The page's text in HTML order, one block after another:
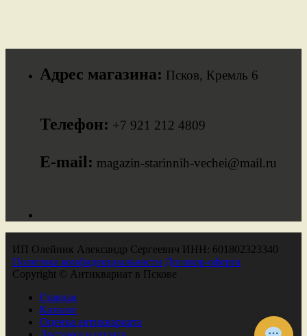
Адрес магазина: Псков, Кремль 6
Телефон: +7 921 212 4809
E-mail: magazin-starinnih-vechei@mail.ru
ИП Олейник Александр Сергеевич ИНН: 601802323340
Политика конфиденциальности Договор-оферта
Copyright © Антиквариат в Пскове
Главная
Каталог
Оценка антиквариата